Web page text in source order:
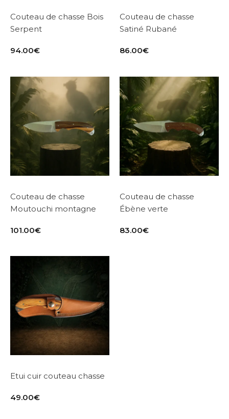
Couteau de chasse Bois
Serpent
94.00€
Couteau de chasse
Satiné Rubané
86.00€
Couteau de chasse
Moutouchi montagne
101.00€
Couteau de chasse
Ébène verte
83.00€
Etui cuir couteau chasse
49.00€